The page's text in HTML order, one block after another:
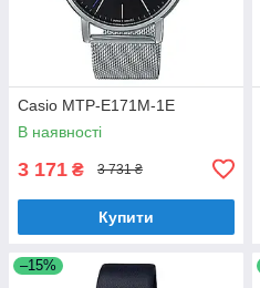
Casio MTP-E171M-1E
В наявності
3 171 ₴ 3 731 ₴
Купити
–15%